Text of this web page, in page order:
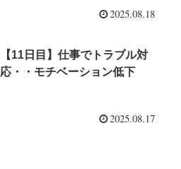
2025.08.18
【11日目】仕事でトラブル対
応・・モチベーション低下
2025.08.17